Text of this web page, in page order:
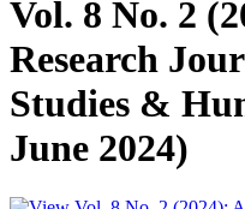
Vol. 8 No. 2
Research
Studies &
June 2024)